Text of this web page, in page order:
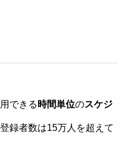
できる 時間単位のスケジ
録者数は15万人を超えて